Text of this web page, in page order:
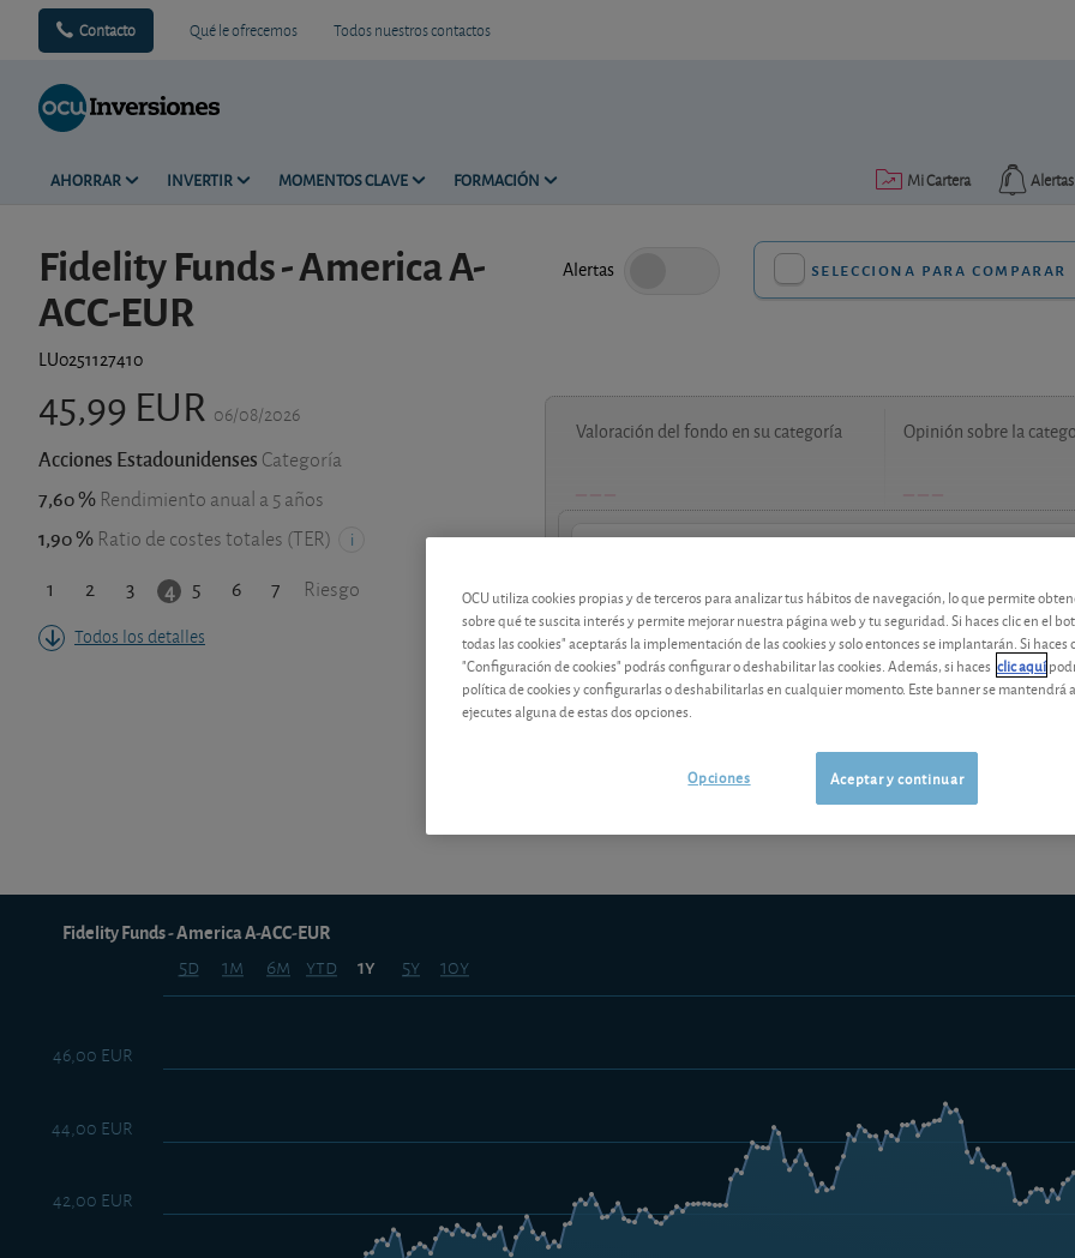
Contacto Qué le ofrecemos Todos nuestros contactos
AHORRAR INVERTIR MOMENTOS CLAVE FORMACIÓN Alertas
Mi Cartera
Fidelity Funds - America A-
ACC-EUR
LU0251127410
Alertas selecciona para comparar
45,99 EUR 06/08/2026
Acciones Estadounidenses Categoría
7,60 % Rendimiento anual a 5 años
1,90 % Ratio de costes totales (TER)
1 2 3 4 5 6 7 Riesgo
Todos los detalles
Valoración del fondo en su categoría Opinión sobre la
Los análisis y consejos de nuestros expertos están reservados a
Los análisis y consejos de nuestros
5d 1m 6m ytd 1y 5y 10y
Fidelity Funds - America A-ACC-EUR
42,00 EUR
44,00 EUR
46,00 EUR
OCU utiliza cookies propias y de terceros para analizar tus hábitos de navegación, lo que permite
sobre qué te suscita interés y permite mejorar nuestra página web y tu seguridad. Si haces clic en el
todas las cookies" aceptarás la implementación de las cookies y solo entonces se implantarán. Si haces
"Configuración de cookies" podrás configurar o deshabilitar las cookies. Además, si haces clic aquí
política de cookies y configurarlas o deshabilitarlas en cualquier momento. Este banner se mantendrá
ejecutes alguna de estas dos opciones.
Aceptar y continuar
Opciones